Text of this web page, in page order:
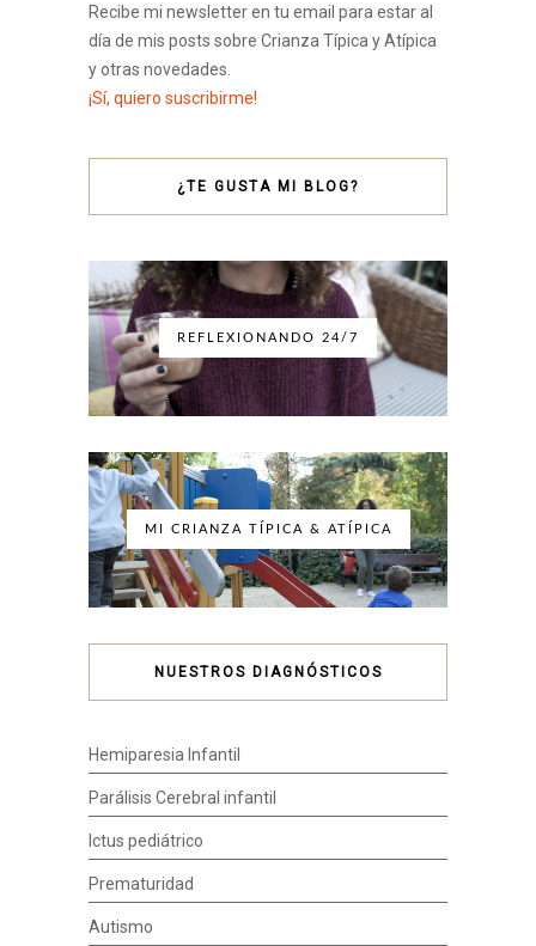
Recibe mi newsletter en tu email para estar al
día de mis posts sobre Crianza Típica y Atípica
y otras novedades.
¡Sí, quiero suscribirme!
¿TE GUSTA MI BLOG?
REFLEXIONANDO 24/7
MI CRIANZA TÍPICA & ATÍPICA
NUESTROS DIAGNÓSTICOS
Hemiparesia Infantil
Parálisis Cerebral infantil
Ictus pediátrico
Prematuridad
Autismo